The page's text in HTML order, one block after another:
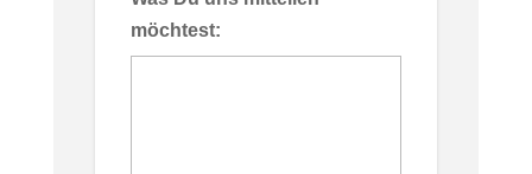
möchtest: